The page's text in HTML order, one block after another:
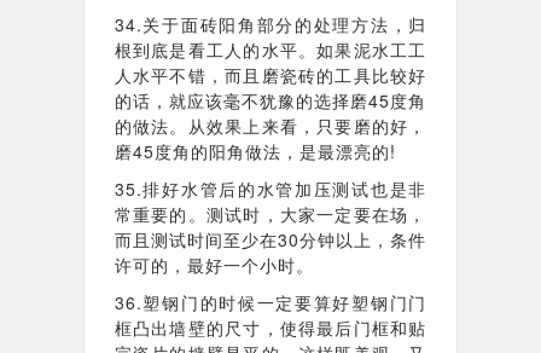
34.关于面砖阳角部分的处理方法，归
根到底是看工人的水平。如果泥水工工
人水平不错，而且磨瓷砖的工具比较好
的话，就应该毫不犹豫的选择磨45度角
的做法。从效果上来看，只要磨的好，
磨45度角的阳角做法，是最漂亮的!
35.排好水管后的水管加压测试也是非
常重要的。测试时，大家一定要在场，
而且测试时间至少在30分钟以上，条件
许可的，最好一个小时。
36.塑钢门的时候一定要算好塑钢门门
框凸出墙壁的尺寸，使得最后门框和贴